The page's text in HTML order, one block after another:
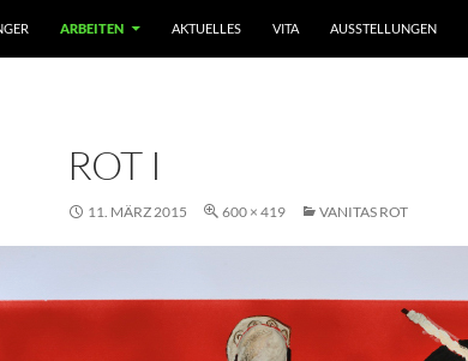
ARBEITEN AKTUELLES VITA AUSSTELLUNGEN
ROT I
11. MÄRZ 2015 600 × 419 VANITAS ROT